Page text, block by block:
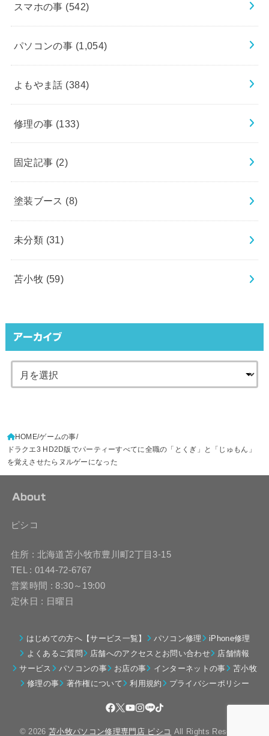
スマホの事 (542)
パソコンの事 (1,054)
よもやま話 (384)
修理の事 (133)
固定記事 (2)
塗装ブース (8)
未分類 (31)
苫小牧 (59)
アーカイブ
HOME ゲームの事
ドラクエ3 HD2D版でパーティーすべてに全職の「とくぎ」と「じゅもん」
を覚えさせたらヌルゲーになった
About
ピシコ
住所 : 北海道苫小牧市豊川町2丁目3-15
TEL : 0144-72-6767
営業時間 : 8:30～19:00
定休日 : 日曜日
はじめての方へ【サービス一覧】 パソコン修理
iPhone修理
よくあるご質問
店舗へのアクセスとお問い合わせ
店舗情報
サービス
パソコンの事 お店の事 インターネットの事
苫小牧
修理の事
著作権について 利用規約 プライバシーポリシー
© 2026苫小牧パソコン修理専門店 ピシコ All Rights Reserved.